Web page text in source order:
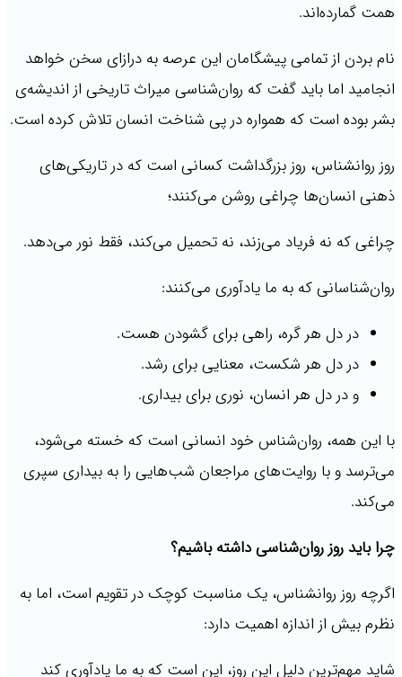
همت گمارده‌اند.
نام بردن از تمامی پیشگامان این عرصه به درازای سخن خواهد
انجامید اما باید گفت که روان‌شناسی میراث تاریخی از اندیشه‌ی
بشر بوده است که همواره در پی شناخت انسان تلاش کرده است.
روز روانشناس، روز بزرگداشت کسانی است که در تاریکی‌های
ذهنی انسان‌ها چراغی روشن می‌کنند؛
چراغی که نه فریاد می‌زند، نه تحمیل می‌کند، فقط نور می‌دهد.
روان‌شناسانی که به ما یادآوری می‌کنند:
در دل هر گره، راهی برای گشودن هست.
در دل هر شکست، معنایی برای رشد.
و در دل هر انسان، نوری برای بیداری.
با این همه، روان‌شناس خود انسانی است که خسته می‌شود،
می‌ترسد و با روایت‌های مراجعان شب‌هایی را به بیداری سپری
می‌کند.
چرا باید روز روان‌شناسی داشته باشیم؟
اگرچه روز روانشناس، یک مناسبت کوچک در تقویم است، اما به
نظرم بیش از اندازه اهمیت دارد:
شاید مهم‌ترین دلیل این روز، این است که به ما یادآوری کند